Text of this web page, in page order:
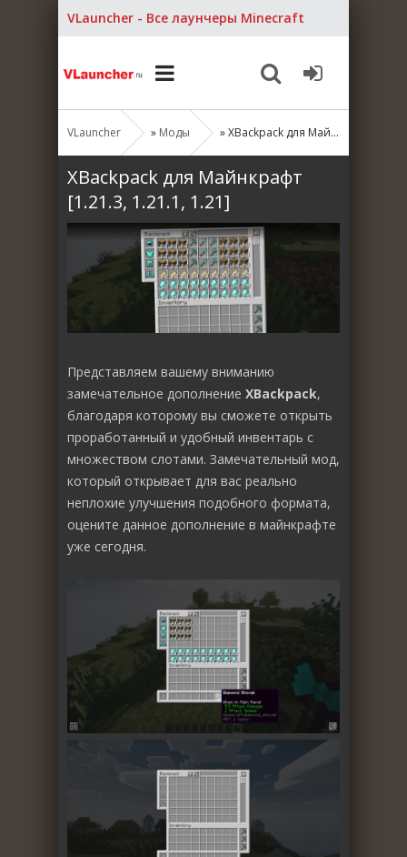
VLauncher - Все лаунчеры Minecraft
VLauncher » Моды » XBackpack для Майнкрафт [1.21.3, 1.21.1, 1.21]
XBackpack для Майнкрафт
[1.21.3, 1.21.1, 1.21]
Представляем вашему вниманию
замечательное дополнение XBackpack,
благодаря которому вы сможете открыть
проработанный и удобный инвентарь с
множеством слотами. Замечательный мод,
который открывает для вас реально
неплохие улучшения подобного формата,
оцените данное дополнение в майнкрафте
уже сегодня.